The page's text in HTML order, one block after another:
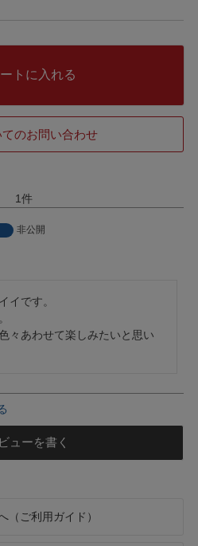
トに入れる
のお問い合わせ
1
非公開
イです。
々あわせて楽しみたいと思い
ューを書く
（ご利用ガイド）